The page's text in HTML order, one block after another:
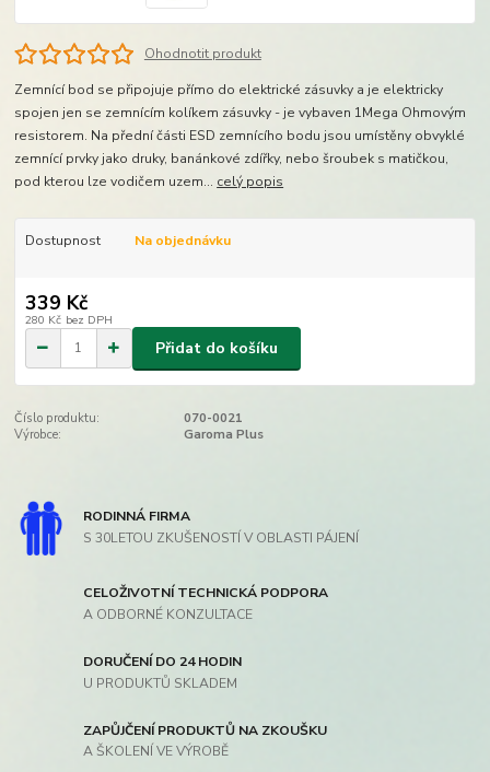
Ohodnotit produkt
Zemnící bod se připojuje přímo do elektrické zásuvky a je elektricky
spojen jen se zemnícím kolíkem zásuvky - je vybaven 1Mega Ohmovým
resistorem. Na přední části ESD zemnícího bodu jsou umístěny obvyklé
zemnící prvky jako druky, banánkové zdířky, nebo šroubek s matičkou,
pod kterou lze vodičem uzem... celý popis
Dostupnost Na objednávku
339 Kč
280 Kč bez DPH
Přidat do košíku
Číslo produktu:
070-0021
Výrobce:
Garoma Plus
RODINNÁ FIRMA
S 30LETOU ZKUŠENOSTÍ V OBLASTI PÁJENÍ
CELOŽIVOTNÍ TECHNICKÁ PODPORA
A ODBORNÉ KONZULTACE
DORUČENÍ DO 24 HODIN
U PRODUKTŮ SKLADEM
ZAPŮJČENÍ PRODUKTŮ NA ZKOUŠKU
A ŠKOLENÍ VE VÝROBĚ